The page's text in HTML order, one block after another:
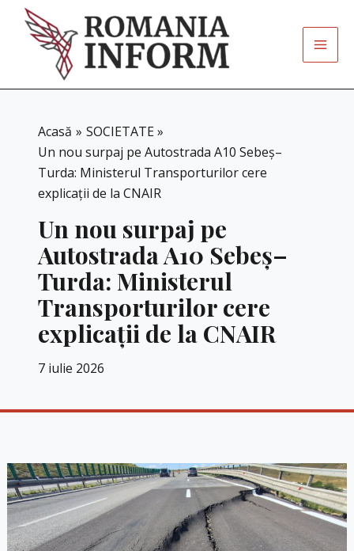
content
Acasă
SOCIETATE
Un nou surpaj pe Autostrada A10 Sebeș–
Turda: Ministerul Transporturilor cere
explicații de la CNAIR
Un nou surpaj pe
Autostrada A10 Sebeș–
Turda: Ministerul
Transporturilor cere
explicații de la CNAIR
7 iulie 2026